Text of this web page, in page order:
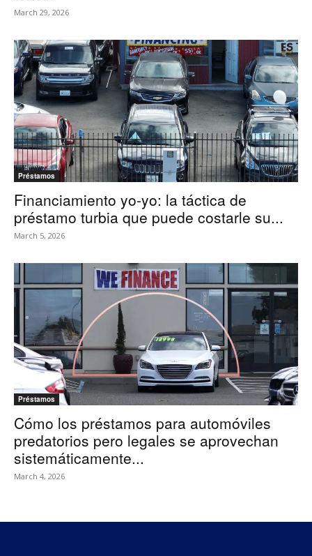
March 29, 2026
Préstamos
Financiamiento yo-yo: la táctica de
préstamo turbia que puede costarle su...
March 5, 2026
Préstamos
Cómo los préstamos para automóviles
predatorios pero legales se aprovechan
sistemáticamente...
March 4, 2026